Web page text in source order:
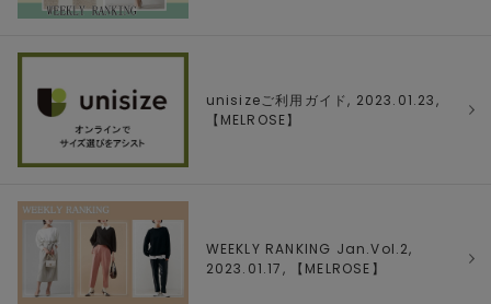
unisizeご利用ガイド, 2023.01.23,
【 MELROSE】
WEEKLY RANKING Jan.Vol.2,
2023.01.17, 【 MELROSE 】